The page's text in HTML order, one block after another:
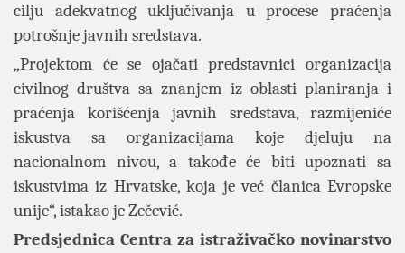
cilju adekvatnog uključivanja u procese praćenja
potrošnje javnih sredstava.
„Projektom će se ojačati predstavnici organizacija
civilnog društva sa znanjem iz oblasti planiranja i
praćenja korišćenja javnih sredstava, razmijeniće
iskustva sa organizacijama koje djeluju na
nacionalnom nivou, a takođe će biti upoznati sa
iskustvima iz Hrvatske, koja je već članica Evropske
unije“, istakao je Zečević.
Predsjednica Centra za istraživačko novinarstvo